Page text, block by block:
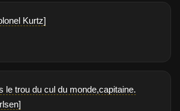
Kurtz]
le trou du cul du monde,capitaine.